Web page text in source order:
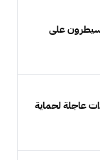
يسيطرون على
عاجلة لحماية